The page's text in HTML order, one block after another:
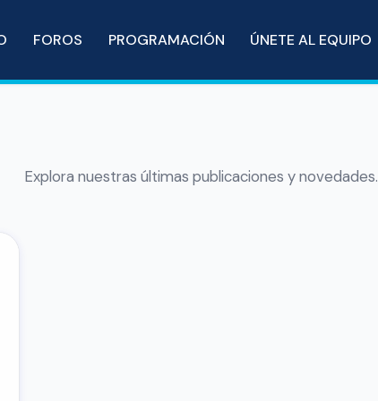
FOROS PROGRAMACIÓN ÚNETE AL EQUIPO
Explora nuestras últimas publicaciones y novedades.